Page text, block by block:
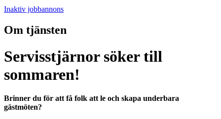
Inaktiv jobbannons
Om tjänsten
Servisstjärnor söker till
sommaren!
Brinner du för att få folk att le och skapa underbara
gästmöten?